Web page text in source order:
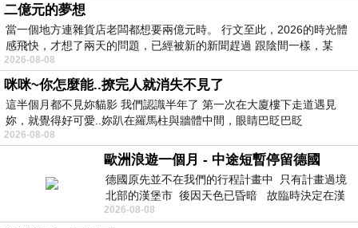
二億元的夢想
當一個地方連雜貨店老闆都想要兩億元時。 行文至此，2026的時光體
感飛快，才想了兩天的問題，已經被新的新聞趕過 跟陰間一樣，某
2026-08-08
咪咪~你怎麼能..撩完人就消失不見了
這半個月都不見妳貓影 我們認識半年了 第一次在大廈樓下走道遇見
妳，就覺得好可愛..妳趴在羅馬柱與牆體中間，眼睛巴眨巴眨
2026-08-08
歐洲浪遊一個月 - 中途短暫停留德國
德國原先並不在我們的行程計畫中 只有計畫過境
北部的漢堡市 後因天色已昏暗 故臨時決定在漢
堡市吃晚餐和過夜
2026-08-08